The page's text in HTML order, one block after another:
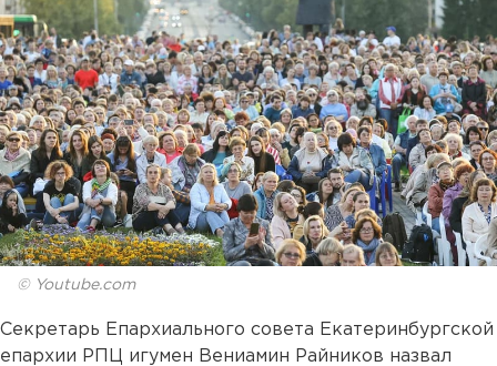
© Youtube.com
Секретарь Епархиального совета Екатеринбургской
епархии РПЦ игумен Вениамин Райников назвал